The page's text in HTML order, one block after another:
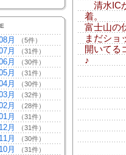
月 （5件）
月 （31件）
月 （30件）
月 （31件）
月 （30件）
月 （32件）
月 （28件）
月 （31件）
月 （31件）
月 （30件）
月 （31件）
清水IC
着。
富士山の
まだショ
開いてる
♪